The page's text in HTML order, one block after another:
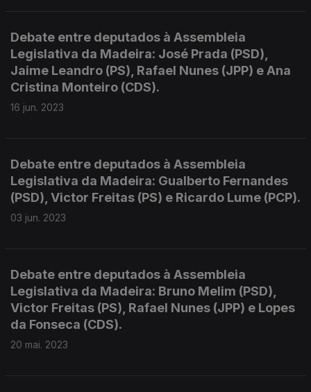
Debate entre deputados à Assembleia
Legislativa da Madeira: José Prada (PSD),
Jaime Leandro (PS), Rafael Nunes (JPP) e Ana
Cristina Monteiro (CDS).
16 jun. 2023
Debate entre deputados à Assembleia
Legislativa da Madeira: Gualberto Fernandes
(PSD), Victor Freitas (PS) e Ricardo Lume (PCP).
03 jun. 2023
Debate entre deputados à Assembleia
Legislativa da Madeira: Bruno Melim (PSD),
Victor Freitas (PS), Rafael Nunes (JPP) e Lopes
da Fonseca (CDS).
20 mai. 2023